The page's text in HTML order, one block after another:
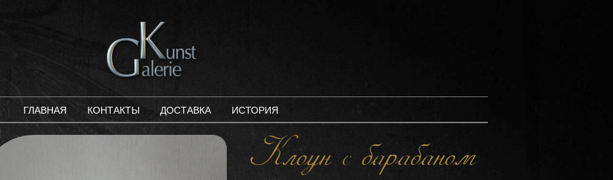
ГЛАВНАЯ КОНТАКТЫ ДОСТАВКА ИСТОРИЯ
Клоун с барабаном